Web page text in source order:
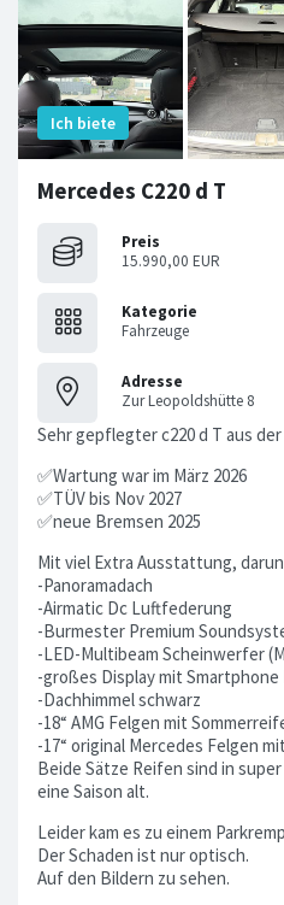
Mercedes C220 d T
Preis
15.990,00 EUR
Kategorie
Fahrzeuge
Adresse
Zur Leopoldshütte 8
Sehr gepflegter c220 d T aus der
✅Wartung war im März 2026
✅TÜV bis Nov 2027
✅neue Bremsen 2025
Mit viel Extra Ausstattung,
-Panoramadach
-Airmatic Dc Luftfederung
-Burmester Premium
-LED-Multibeam Scheinwerfer
-großes Display mit
-Dachhimmel schwarz
-18“ AMG Felgen mit
-17“ original Mercedes Felgen
Beide Sätze Reifen sind in
eine Saison alt.
Leider kam es zu einem
Der Schaden ist nur optisch.
Auf den Bildern zu sehen.